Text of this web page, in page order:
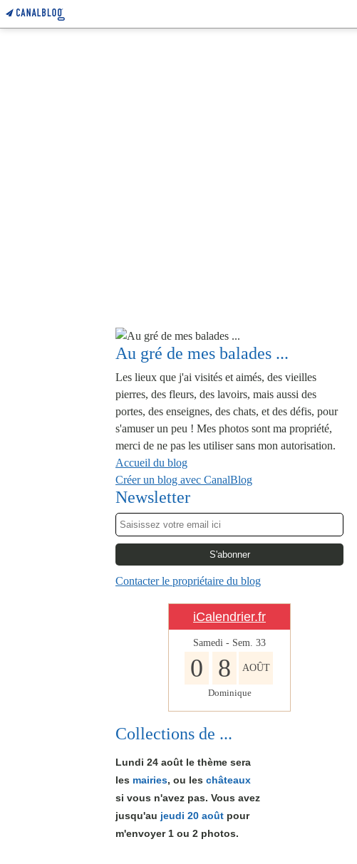
Au gré de mes balades ...
Les lieux que j'ai visités et aimés, des vieilles
pierres, des fleurs, des lavoirs, mais aussi des
portes, des enseignes, des chats, et des défis, pour
s'amuser un peu ! Mes photos sont ma propriété,
merci de ne pas les utiliser sans mon autorisation.
Accueil du blog
Créer un blog avec CanalBlog
Newsletter
Contacter le propriétaire du blog
iCalendrier.fr
Samedi - Sem. 33
0 8 AOÛT
Dominique
Collections de ...
Lundi 24 août le thème sera
les mairies, ou les châteaux
si vous n'avez pas. Vous avez
jusqu'au jeudi 20 août pour
m'envoyer 1 ou 2 photos.